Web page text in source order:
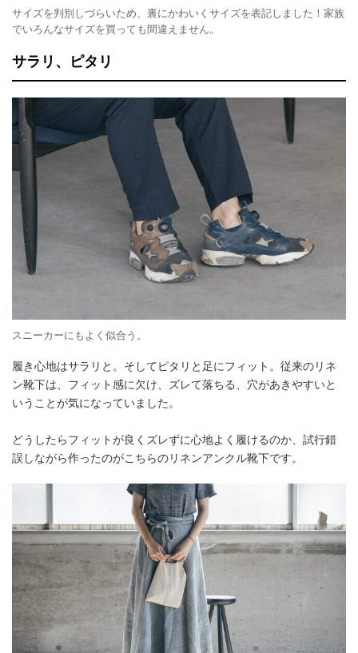
サイズを判別しづらいため、裏にかわいくサイズを表記しました！家族
でいろんなサイズを買っても間違えません。
サラリ、ピタリ
スニーカーにもよく似合う。
履き心地はサラリと。そしてピタリと足にフィット。従来のリネ
ン靴下は、フィット感に欠け、ズレて落ちる、穴があきやすいと
いうことが気になっていました。
どうしたらフィットが良くズレずに心地よく履けるのか、試行錯
誤しながら作ったのがこちらのリネンアンクル靴下です。